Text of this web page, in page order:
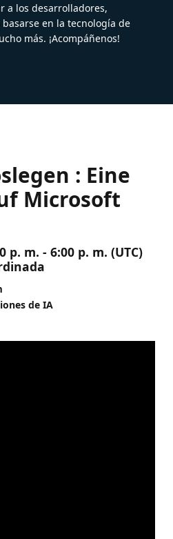
a los desarrolladores,
en la tecnología de
más. ¡Acompáñenos!
: Eine
Microsoft
p. m. - 6:00 p. m. (UTC)
de IA